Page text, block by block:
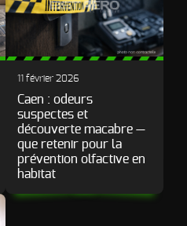
11 février 2026
Caen : odeurs
suspectes et
découverte macabre —
que retenir pour la
prévention olfactive en
habitat